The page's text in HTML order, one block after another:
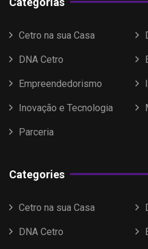
Cetro na sua Casa
DNA Cetro
Empreendedorismo
Inovação e Tecnologia
Parceria
Categories
Cetro na sua Casa
DNA Cetro